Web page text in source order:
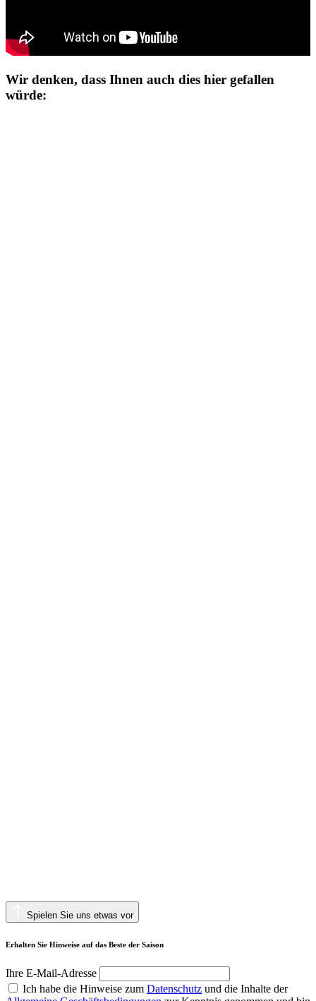
Wir denken, dass Ihnen auch dies hier gefallen
würde:
Spielen Sie uns etwas vor
Erhalten Sie Hinweise auf das Beste der Saison
Ihre E-Mail-Adresse
Ich habe die Hinweise zum Datenschutz und die Inhalte der